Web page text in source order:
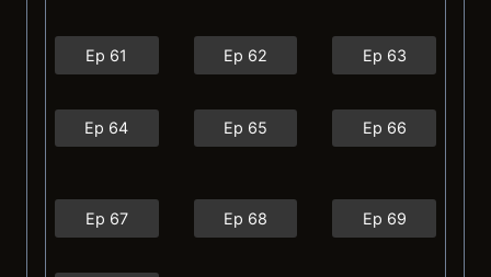
Ep 61 Ep 62 Ep 63
Ep 64 Ep 65 Ep 66
Ep 67 Ep 68 Ep 69